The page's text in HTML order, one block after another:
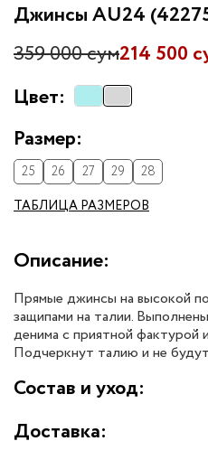
Джинсы AU24
214 500
359 000 сум
Цвет:
Размер:
25 26 27 29
28
ТАБЛИЦА РАЗМЕРОВ
Описание:
Прямые джинсы на высокой
защипами на талии.
денима с приятной
Подчеркнут талию и не
Состав и уход:
Доставка: